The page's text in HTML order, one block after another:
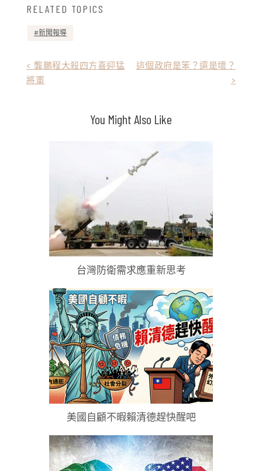
RELATED TOPICS
新聞報導
< 龔鵬程大殺四方喜迎猛
將軍
這個政府是笨？還是壞？
>
You Might Also Like
台灣防衛需求應重新思考
美國自顧不暇賴清德趕快醒吧